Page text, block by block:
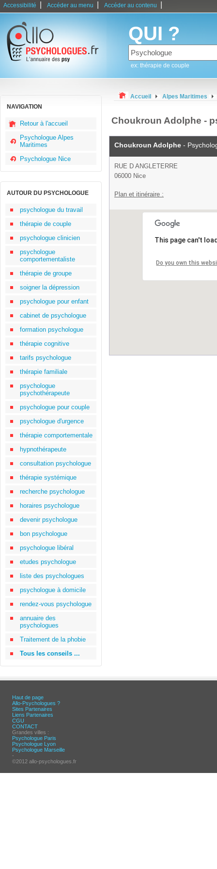
Accessibilité Accéder au menu Accéder au contenu
QUI ?
ex: thérapie de couple
NAVIGATION
Retour à l'accueil
Psychologue Alpes
Maritimes
Psychologue Nice
AUTOUR DU PSYCHOLOGUE
psychologue du travail
thérapie de couple
psychologue clinicien
psychologue
comportementaliste
thérapie de groupe
soigner la dépression
psychologue pour enfant
cabinet de psychologue
formation psychologue
thérapie cognitive
tarifs psychologue
thérapie familiale
psychologue
psychothérapeute
psychologue pour couple
psychologue d'urgence
thérapie comportementale
hypnothérapeute
consultation psychologue
thérapie systémique
recherche psychologue
horaires psychologue
devenir psychologue
bon psychologue
psychologue libéral
etudes psychologue
liste des psychologues
psychologue à domicile
rendez-vous psychologue
annuaire des
psychologues
Traitement de la phobie
Tous les conseils ...
Accueil Alpes Maritimes
Choukroun Adolphe -
Choukroun Adolphe -
RUE D ANGLETERRE
06000 Nice
Plan et itinéraire :
This page can't
Do you own this
Haut de page
Allo-Psychologues ?
Sites Partenaires
Liens Partenaires
CGU
CONTACT
Grandes villes :
Psychologue Paris
Psychologue Lyon
Psychologue Marseille
-
©2012 allo-psychologues.fr